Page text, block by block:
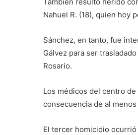
También resultó herido
Nahuel R. (18), quien hoy
Sánchez, en tanto, fue
Gálvez para ser
Rosario.
Los médicos del centro
consecuencia de al
El tercer homicidio